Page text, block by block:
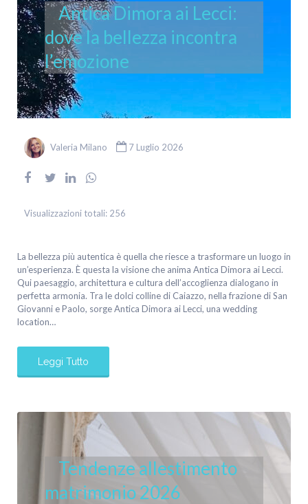
Antica Dimora ai Lecci:
dove la bellezza incontra
l’emozione
Valeria Milano 7 Luglio 2026
Visualizzazioni totali: 256
La bellezza più autentica è quella che riesce a trasformare un luogo in
un’esperienza. È questa la visione che anima Antica Dimora ai Lecci.
Qui paesaggio, architettura e cultura dell’accoglienza dialogano in
perfetta armonia. Tra le dolci colline di Caiazzo, nella frazione di San
Giovanni e Paolo, sorge Antica Dimora ai Lecci, una wedding
location…
Leggi Tutto
Tendenze allestimento
matrimonio 2026